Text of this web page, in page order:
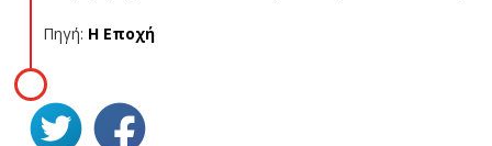
Πηγή: Η Εποχή